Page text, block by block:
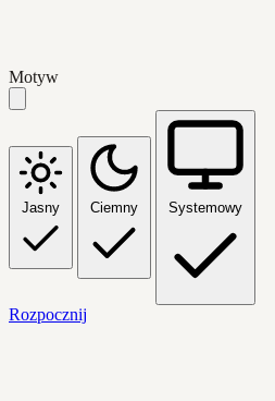
Motyw
Jasny Ciemny Systemowy
Rozpocznij